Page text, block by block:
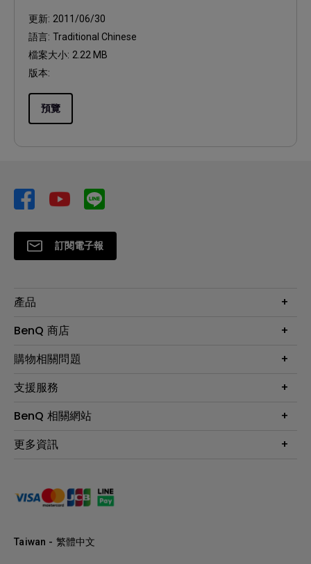
更新: 2011/06/30
語言: Traditional Chinese
檔案大小: 2.22 MB
版本:
預覽
訂閱電子報
產品
大型液晶
投影機
智慧照明
專業拍物視訊鏡頭
BenQ 商店
最新產品與活動
尋找銷售據點
會員綁定LINE教學
購物相關問題
第一次購物就上手
延長保固購買
贈品兌換網站首頁
支援服務
服務公告
保固條例
手冊與軟體下載
產品常見問題
BenQ 相關網站
專業商用解決方案
BenQ 大娛樂家
更多資訊
永續發展
產品碳足跡報告
明基基金會
Taiwan - 繁體中文